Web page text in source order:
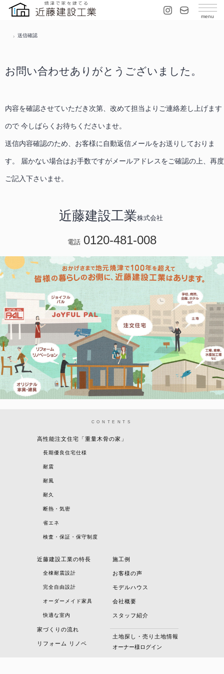
送信確認
お問い合わせありがとうございました。
内容を確認させていただき次第、改めて担当よりご連絡差し上げます
ので 今しばらくお待ちくださいませ。
送信内容確認のため、お客様に自動返信メールをお送りしておりま
す。 届かない場合はお手数ですがメールアドレスをご確認の上、再度
ご記入下さいませ。
近藤建設工業株式会社
電話 0120-481-008
CONTENTS
高性能注文住宅「重量木骨の家」
長期優良住宅仕様
耐震
耐風
耐久
断熱・気密
省エネ
検査・保証・保守制度
近藤建設工業の特長
全棟耐震設計
完全自由設計
オーダーメイド家具
快適な室内
家づくりの流れ
リフォーム リノベ
施工例
お客様の声
モデルハウス
会社概要
スタッフ紹介
土地探し・売り土地情報
オーナー様ログイン